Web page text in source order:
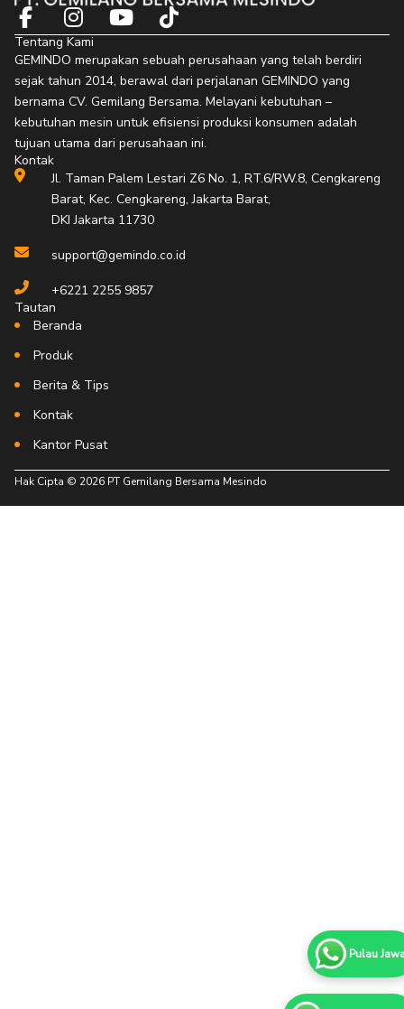
F
a
c
e
b
o
o
k
I
n
s
t
a
g
r
a
m
Y
o
u
t
u
b
e
T
i
k
t
o
k
Tentang Kami
GEMINDO merupakan sebuah perusahaan yang telah berdiri
sejak tahun 2014, berawal dari perjalanan GEMINDO yang
bernama CV. Gemilang Bersama. Melayani kebutuhan –
kebutuhan mesin untuk efisiensi produksi konsumen adalah
tujuan utama dari perusahaan ini.
Kontak
Jl. Taman Palem Lestari Z6 No. 1, RT.6/RW.8, Cengkareng
Barat, Kec. Cengkareng, Jakarta Barat,
DKI Jakarta 11730
support@gemindo.co.id
+6221 2255 9857
Tautan
Beranda
Produk
Berita & Tips
Kontak
Kantor Pusat
Hak Cipta © 2026 PT Gemilang Bersama Mesindo
Pulau